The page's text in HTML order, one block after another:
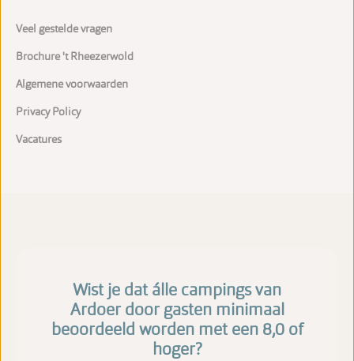
Veel gestelde vragen
Brochure 't Rheezerwold
Algemene voorwaarden
Privacy Policy
Vacatures
Wist je dat álle campings van
Ardoer door gasten minimaal
beoordeeld worden met een 8,0 of
hoger?